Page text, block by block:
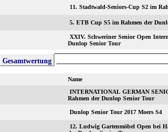
11. Stadtwald-
5. ETB Cup S5 im Rahmen der
XXIV. Schweriner Senior Open International S3 im
Dunlop Senior Tour
Gesamtwertung
Name
INTERNATIONAL GERMAN
Rahmen der Dunlop Senior Tour
Dunlop Senior Tour 2017 Moers S4
12. Ludwig Gartenmöbel Open bei